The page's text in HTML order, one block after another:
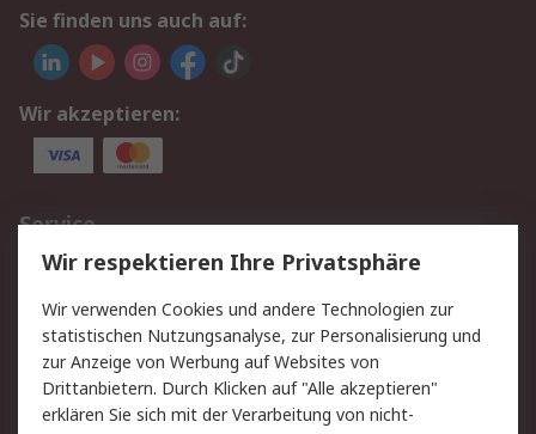
Sie finden uns auch auf:
Wir akzeptieren:
Service
Value Added Services
Lieferlösungen
Rücksendungen
Kontakt
Hilfe
Rechtliches
Wir respektieren Ihre Privatsphäre
Wir verwenden Cookies und andere Technologien zur
statistischen Nutzungsanalyse, zur Personalisierung und
zur Anzeige von Werbung auf Websites von
Drittanbietern. Durch Klicken auf "Alle akzeptieren"
erklären Sie sich mit der Verarbeitung von nicht-